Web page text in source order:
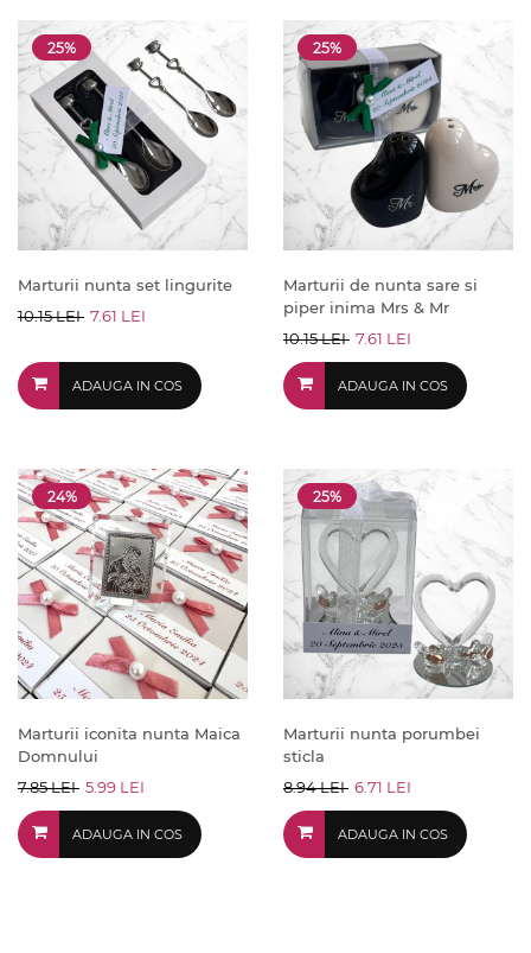
25%
Marturii nunta set lingurite
10.15 LEI 7.61 LEI
ADAUGA IN COS
25%
Marturii de nunta sare si
piper inima Mrs & Mr
10.15 LEI 7.61 LEI
ADAUGA IN COS
24%
Marturii iconita nunta Maica
Domnului
7.85 LEI 5.99 LEI
ADAUGA IN COS
25%
Marturii nunta porumbei
sticla
8.94 LEI 6.71 LEI
ADAUGA IN COS